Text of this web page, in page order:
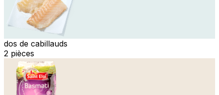
dos de cabillauds
2 pièces